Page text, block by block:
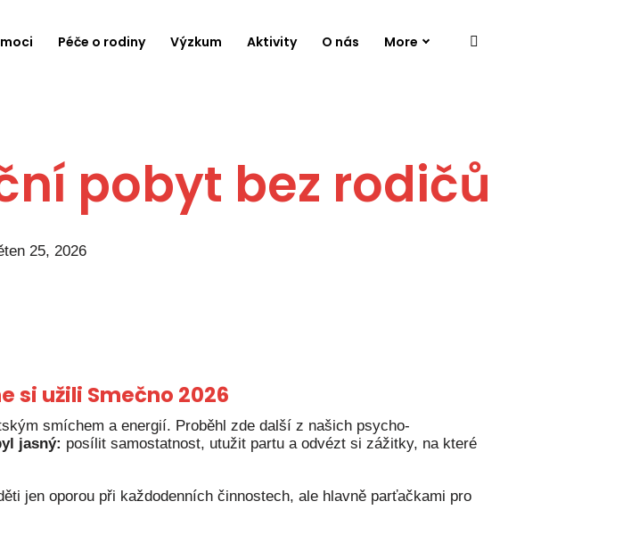
Péče o rodiny Výzkum Aktivity O nás More
pobyt bez rodičů
25, 2026
užili Smečno 2026
smíchem a energií. Proběhl zde další z našich psycho-
jasný: posílit samostatnost, utužit partu a odvézt si zážitky, na které
jen oporou při každodenních činnostech, ale hlavně parťačkami pro